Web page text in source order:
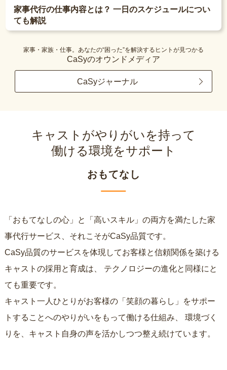
家事代行の仕事内容とは？ 一日のスケジュールについ
ても解説
家事・家族・仕事。あなたの“困った”を解決するヒントが見つかる
CaSyのオウンドメディア
CaSyジャーナル
キャストがやりがいを持って
働ける環境をサポート
おもてなし
「おもてなしの心」と「高いスキル」の両方を満たした家
事代行サービス、それこそがCaSy品質です。
CaSy品質のサービスを体現してお客様と信頼関係を築ける
キャストの採用と育成は、
ても重要です。
キャスト一人ひとりがお客様の「笑顔の暮らし」をサポー
トすることへのやりがいをもって働ける仕組み、
りを、キャスト自身の声を活かしつつ整え続けています。